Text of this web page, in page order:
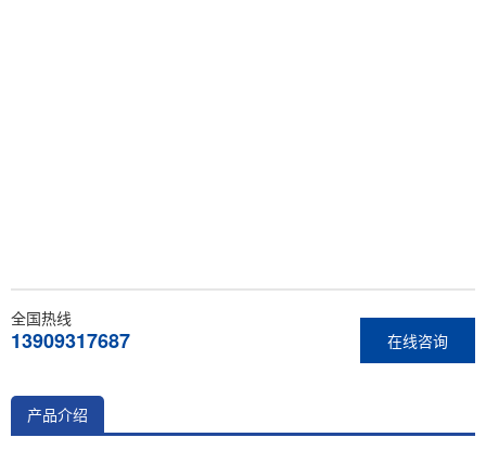
在线咨询
全国热线
13909317687
产品介绍